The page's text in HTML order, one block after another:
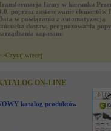
firmy w kierunku
poprzez zastosowanie elementów
w powiązaniu z automatyzacją
dostaw, prognozowania
zapasami
Czytaj wiecej
ON-LINE
katalog produktów !